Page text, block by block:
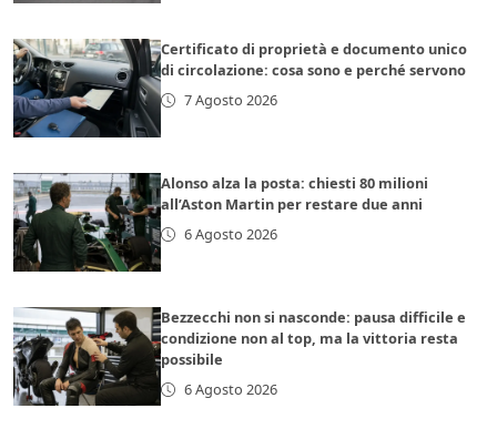
Certificato di proprietà e documento unico
di circolazione: cosa sono e perché servono
7 Agosto 2026
Alonso alza la posta: chiesti 80 milioni
all’Aston Martin per restare due anni
6 Agosto 2026
Bezzecchi non si nasconde: pausa difficile e
condizione non al top, ma la vittoria resta
possibile
6 Agosto 2026